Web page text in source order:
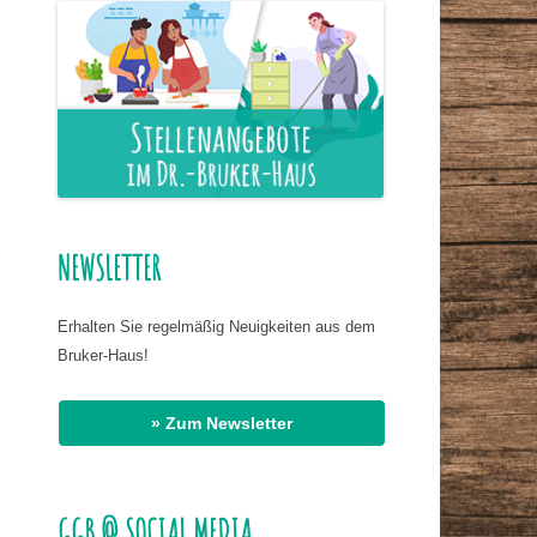
HASSAN EL
DR. BIRMANNS
NAHRUNG
Office 365 Outlook Live
NEWSLETTER
Erhalten Sie regelmäßig Neuigkeiten aus dem
Bruker-Haus!
» Zum Newsletter